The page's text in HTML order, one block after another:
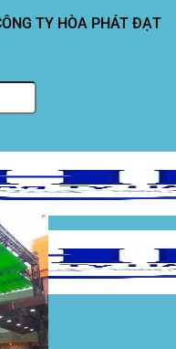
TY HÒA PHÁT ĐẠT